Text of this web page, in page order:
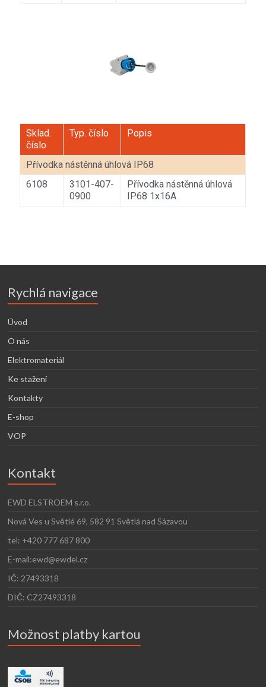
Sklad.
číslo
Typ. číslo Popis
Přívodka nástěnná úhlová IP68
6108
3101-407-
0900
Přívodka nástěnná úhlová
IP68 1x16A
Rychlá navigace
Úvod
O nás
Elektromateriál
Ke stažení
Kontakty
E-shop
VOP
Kontakt
EWD ELSTROEM s.r.o.
Nová Ves u Světlé 69, 582 91 Světlá nad Sázavou
tel: +420 777 687 800
E-mail:ewd@ewdel.cz
IČ: 27493318
DIČ: CZ27493318
Možnost platby kartou